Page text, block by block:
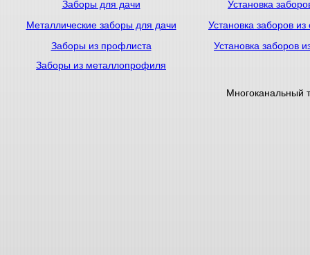
Заборы для дачи
Установка
Металлические заборы для дачи
Установка заборов
Заборы из профлиста
Установка заборов
Заборы из металлопрофиля